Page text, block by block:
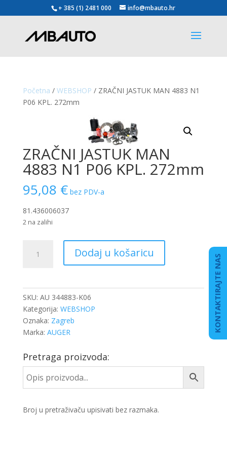
+ 385 (1) 2481 000 info@mbauto.hr
Početna / WEBSHOP / ZRAČNI JASTUK MAN 4883 N1
P06 KPL. 272mm
ZRAČNI JASTUK MAN
4883 N1 P06 KPL. 272mm
95,08 € bez PDV-a
81.436006037
2 na zalihi
JASTUK
272mm
Dodaj u košaricu
SKU: AU 344883-K06
Kategorija: WEBSHOP
Oznaka: Zagreb
Marka: AUGER
Pretraga proizvoda:
Broj u pretraživaču upisivati bez razmaka.
KONTAKTIRAJTE NAS